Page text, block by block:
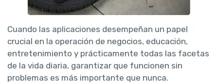
Cuando las aplicaciones desempeñan un papel
crucial en la operación de negocios, educación,
entretenimiento y prácticamente todas las facetas
de la vida diaria, garantizar que funcionen sin
problemas es más importante que nunca.